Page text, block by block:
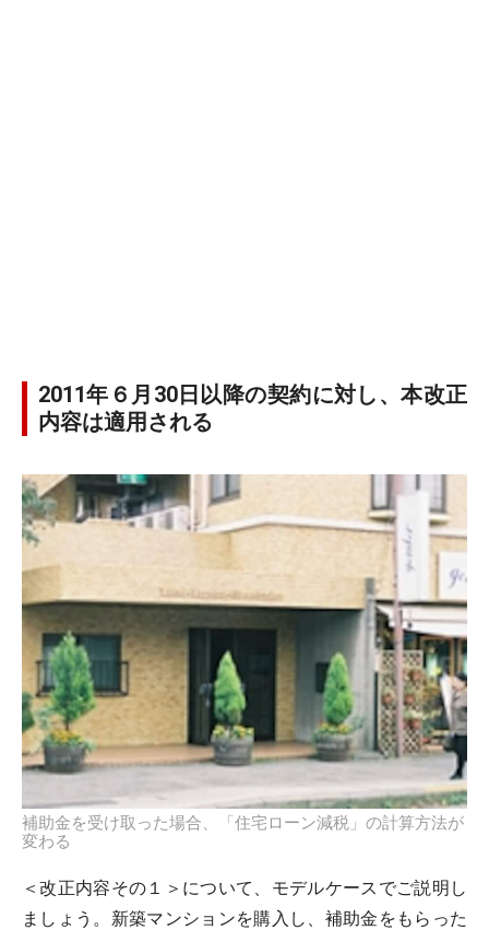
2011年６月30日以降の契約に対し、本改正
内容は適用される
補助金を受け取った場合、「住宅ローン減税」の計算方法が
変わる
＜改正内容その１＞について、モデルケースでご説明し
ましょう。新築マンションを購入し、補助金をもらった